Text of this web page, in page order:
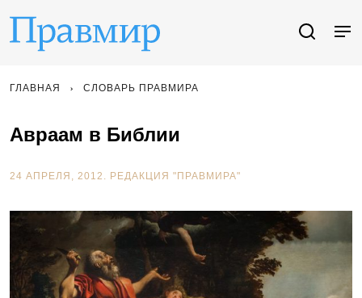
ГЛАВНАЯ СЛОВАРЬ ПРАВМИРА
Авраам в Библии
24 АПРЕЛЯ, 2012. РЕДАКЦИЯ "ПРАВМИРА"